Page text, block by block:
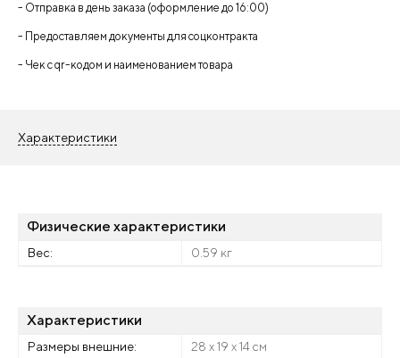
- Отправка в день заказа (оформление до 16:00)
- Предоставляем документы для соцконтракта
- Чек с qr-кодом и наименованием товара
Характеристики
Физические характеристики
Вес: 0.59 кг
Характеристики
Размеры внешние:
28 х 19 х 14 см